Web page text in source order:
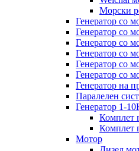
Морски
Генератор со
Генератор со
Генератор со
Генератор со
Генератор со
Генератор со
Генератор на
Паралелен
Генератор 1-
Комплет
Комплет
Мотор